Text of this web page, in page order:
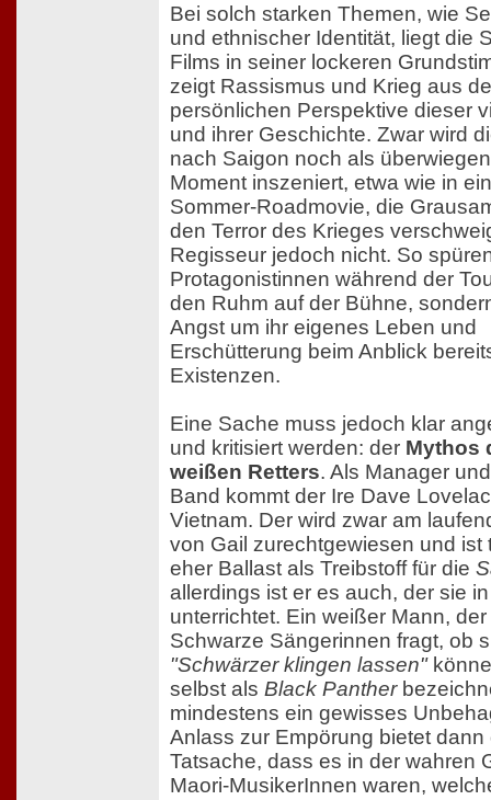
Bei solch starken Themen, wie
und ethnischer Identität, liegt die
Films in seiner lockeren
zeigt Rassismus und Krieg aus
persönlichen Perspektive dieser
und ihrer Geschichte. Zwar wird
nach Saigon noch als
Moment inszeniert, etwa wie in
Sommer-Roadmovie, die
den Terror des Krieges
Regisseur jedoch nicht. So
Protagonistinnen während der
den Ruhm auf der Bühne,
Angst um ihr eigenes Leben und
Erschütterung beim Anblick
Existenzen.
Eine Sache muss jedoch klar
und kritisiert werden: der Mythos
weißen Retters. Als Manager
Band kommt der Ire Dave
Vietnam. Der wird zwar am
von Gail zurechtgewiesen und ist
eher Ballast als Treibstoff für die
allerdings ist er es auch, der sie
unterrichtet. Ein weißer Mann, der
Schwarze Sängerinnen fragt, ob
"Schwärzer klingen lassen"
selbst als Black Panther
mindestens ein gewisses
Anlass zur Empörung bietet dann
Tatsache, dass es in der wahren
Maori-MusikerInnen waren,